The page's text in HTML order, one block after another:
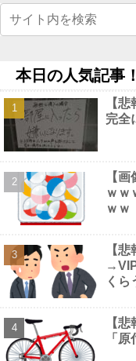
歳女を逮捕 238アカウ
が満たされた」他
ｗｗｗｗｗｗｗｗｗｗｗ
ｗｗｗｗ他 NEW!
【速報】 NHKの性被
NEW!
【朗報】Amazonで「
ｗ他 NEW!
【画像】 田中みな実
ブラか？ NEW!
【画像】 風俗で毎回
てしまうんやが・・・・
【画像】 フリーアナ
□すぎるｗｗｗｗｗｗ
Powered by livedoor
本日の人気記事！
【
完全
【
ｗｗ
ｗｗ
【
くら
【
「